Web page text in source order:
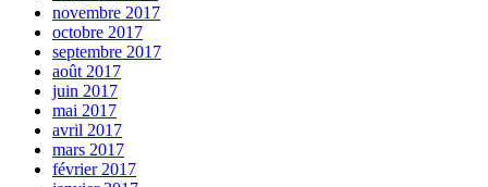
novembre 2017
octobre 2017
septembre 2017
août 2017
juin 2017
mai 2017
avril 2017
mars 2017
février 2017